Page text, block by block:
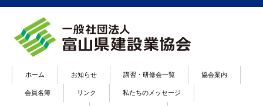
ホーム お知らせ 講習・研修会一覧 協会案内
会員名簿 リンク 私たちのメッセージ